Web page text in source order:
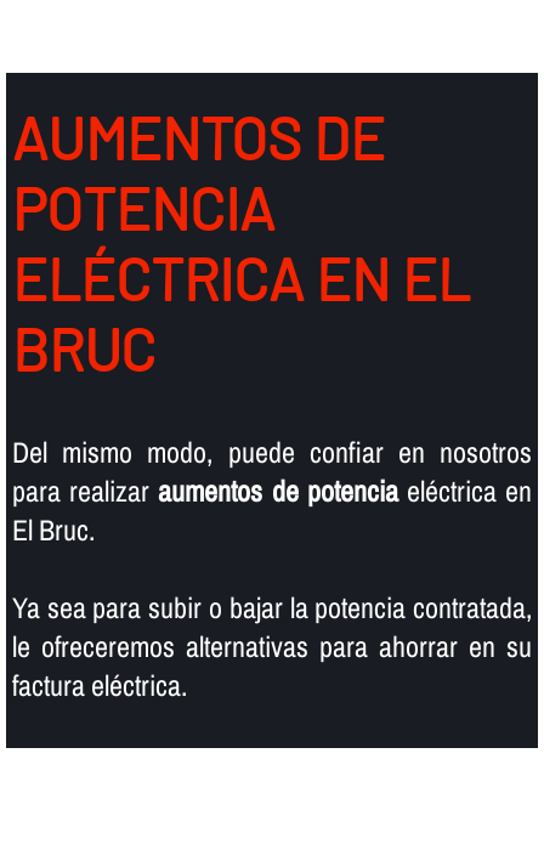
AUMENTOS DE
POTENCIA
ELÉCTRICA EN EL
BRUC
Del mismo modo, puede confiar en nosotros
para realizaraumentos de potenciaeléctrica en
El Bruc.
Ya sea para subir o bajar la potencia contratada,
le ofreceremos alternativas para ahorrar en su
factura eléctrica.